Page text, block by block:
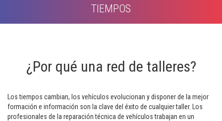
TIEMPOS
¿Por qué una red de talleres?
Los tiempos cambian, los vehículos evolucionan y disponer de la mejor
formación e información son la clave del éxito de cualquier taller. Los
profesionales de la reparación técnica de vehículos trabajan en un